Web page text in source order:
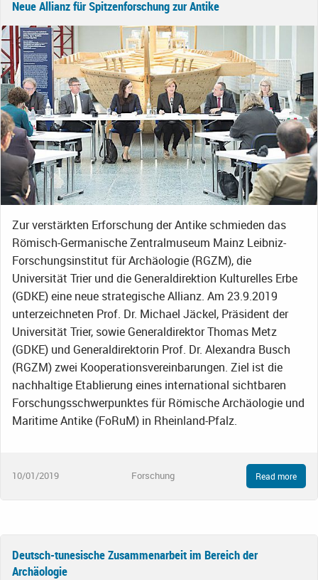
Neue Allianz für Spitzenforschung zur Antike
Zur verstärkten Erforschung der Antike schmieden das
Römisch-Germanische Zentralmuseum Mainz Leibniz-
Forschungsinstitut für Archäologie (RGZM), die
Universität Trier und die Generaldirektion Kulturelles Erbe
(GDKE) eine neue strategische Allianz. Am 23.9.2019
unterzeichneten Prof. Dr. Michael Jäckel, Präsident der
Universität Trier, sowie Generaldirektor Thomas Metz
(GDKE) und Generaldirektorin Prof. Dr. Alexandra Busch
(RGZM) zwei Kooperationsvereinbarungen. Ziel ist die
nachhaltige Etablierung eines international sichtbaren
Forschungsschwerpunktes für Römische Archäologie und
Maritime Antike (FoRuM) in Rheinland-Pfalz.
10/01/2019 Forschung Read more
Deutsch-tunesische Zusammenarbeit im Bereich der
Archäologie